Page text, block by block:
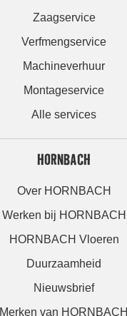
Zaagservice
Verfmengservice
Machineverhuur
Montageservice
Alle services
HORNBACH
Over HORNBACH
Werken bij HORNBACH
HORNBACH Vloeren
Duurzaamheid
Nieuwsbrief
Merken van HORNBACH